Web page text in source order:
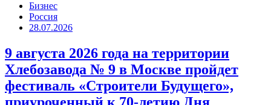
Бизнес
Россия
28.07.2026
9 августа 2026 года на территории
Хлебозавода № 9 в Москве пройдет
фестиваль «Строители Будущего»,